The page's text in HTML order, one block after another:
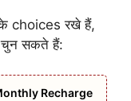
choices रखे हैं,
चुन सकते हैं:
Recharge